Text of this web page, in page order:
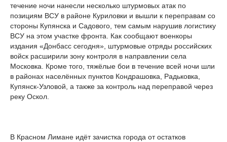
течение ночи нанесли несколько штурмовых атак по
позициям ВСУ в районе Куриловки и вышли к переправам со
стороны Купянска и Садового, тем самым нарушив логистику
ВСУ на этом участке фронта. Как сообщают военкоры
издания «Донбасс сегодня», штурмовые отряды российских
войск расширили зону контроля в направлении села
Московка. Кроме того, тяжёлые бои в течение всей ночи шли
в районах населённых пунктов Кондрашовка, Радьковка,
Купянск-Узловой, а также за контроль над переправой через
реку Оскол.
В Красном Лимане идёт зачистка города от остатков